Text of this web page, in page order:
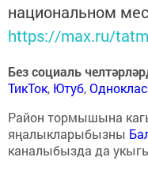
национальном
https://max.ru/
Без социаль
ТикТок, Ютуб,
Район тормышына
яңалыкларыбызны
каналыбызда да